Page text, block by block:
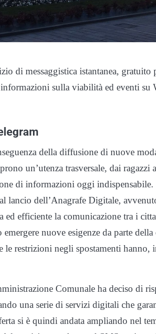
di messaggistica istantanea, gratuito
sulla viabilità ed eventi su
della diffusione di nuove
un’utenza trasversale, dai ragazzi
di informazioni oggi indispensabile.
lancio dell’Anagrafe Digitale,
ed efficiente la comunicazione tra i
nuove esigenze da parte
restrizioni negli spostamenti hanno,
Comunale ha deciso di
una serie di servizi digitali che
si è quindi andata ampliando nel